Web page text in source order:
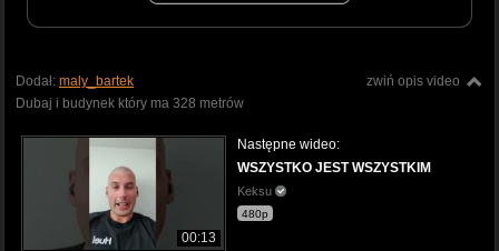
zwiń opis video
Dodał: maly_bartek
Dubaj i budynek który ma 328 metrów
00:13
Następne wideo:
WSZYSTKO JEST WSZYSTKIM
Keksu
480p